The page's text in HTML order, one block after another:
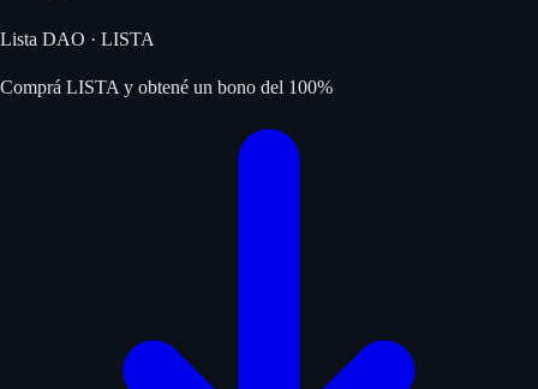
Lista DAO · LISTA
Comprá LISTA y obtené un bono del 100%